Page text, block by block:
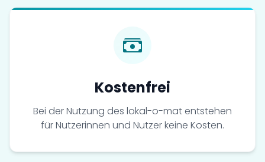
Kostenfrei
Bei der Nutzung des lokal-o-mat entstehen
für Nutzerinnen und Nutzer keine Kosten.